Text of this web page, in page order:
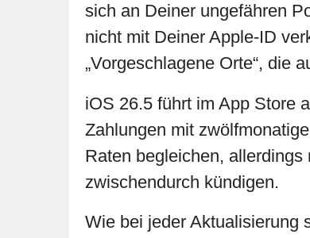
sich an Deiner ungefähren
nicht mit Deiner Apple-ID
„Vorgeschlagene Orte“, die
iOS 26.5 führt im App Store
Zahlungen mit
Raten begleichen,
zwischendurch kündigen.
Wie bei jeder Aktualisierung